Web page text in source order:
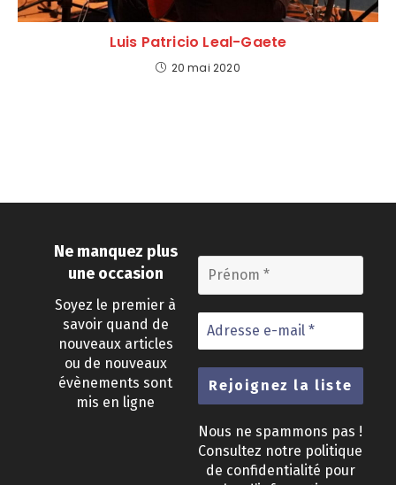
Luis Patricio Leal-Gaete
20 mai 2020
Ne manquez plus
une occasion
Soyez le premier à
savoir quand de
nouveaux articles
ou de nouveaux
évènements sont
mis en ligne
Nous ne spammons pas !
Consultez notre politique
de confidentialité pour